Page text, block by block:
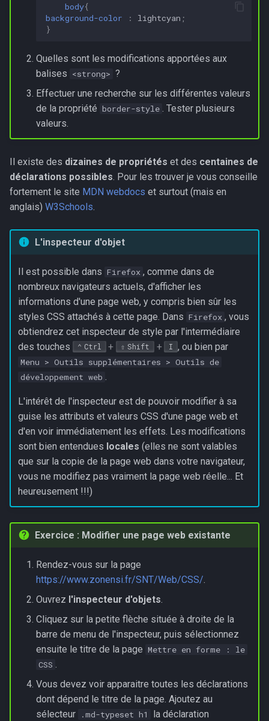
body{
background-color
: lightcyan ;
}
Quelles sont les modifications apportées aux
balises <strong> ?
Effectuer une recherche sur les différentes valeurs
de la propriété border-style . Tester plusieurs
valeurs.
Il existe des dizaines de propriétés et des centaines de
déclarations possibles . Pour les trouver je vous conseille
fortement le site MDN webdocs et surtout (mais en
anglais) W3Schools
L'inspecteur d'objet
Il est possible dans Firefox , comme dans de
nombreux navigateurs actuels, d'afficher les
informations d'une page web, y compris bien sûr les
styles CSS attachés à cette page. Dans Firefox , vous
obtiendrez cet inspecteur de style par l'intermédiaire
des touches
Ctrl + Shift + I , ou bien par
Menu > Outils supplémentaires > Outils de
développement web .
L'intérêt de l'inspecteur est de pouvoir modifier à sa
guise les attributs et valeurs CSS d'une page web et
d'en voir immédiatement les effets. Les modifications
sont bien entendues locales (elles ne sont valables
que sur la copie de la page web dans votre navigateur,
vous ne modifiez pas vraiment la page web réelle... Et
heureusement !!!)
Exercice : Modifier une page web existante
Rendez-vous sur la page
https://www.zonensi.fr/SNT/Web/CSS/.
Ouvrez l'inspecteur d'objets.
Cliquez sur la petite flèche située à droite de la
barre de menu de l'inspecteur, puis sélectionnez
ensuite le titre de la page Mettre en forme : le
CSS .
Vous devez voir apparaitre toutes les déclarations
dont dépend le titre de la page. Ajoutez au
sélecteur
.md-typeset h1 la déclaration